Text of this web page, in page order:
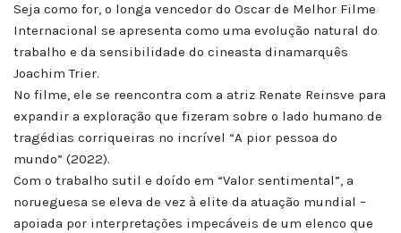
Seja como for, o longa vencedor do Oscar de Melhor Filme
Internacional se apresenta como uma evolução natural do
trabalho e da sensibilidade do cineasta dinamarquês
Joachim Trier.
No filme, ele se reencontra com a atriz Renate Reinsve para
expandir a exploração que fizeram sobre o lado humano de
tragédias corriqueiras no incrível “A pior pessoa do
mundo” (2022).
Com o trabalho sutil e doído em “Valor sentimental”, a
norueguesa se eleva de vez à elite da atuação mundial –
apoiada por interpretações impecáveis de um elenco que